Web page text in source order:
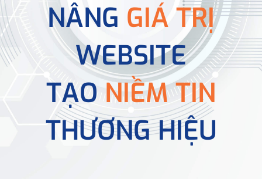
NÂNG GIÁ TRỊ
WEBSITE
TẠONIỀM TIN
THƯƠNG HIỆU